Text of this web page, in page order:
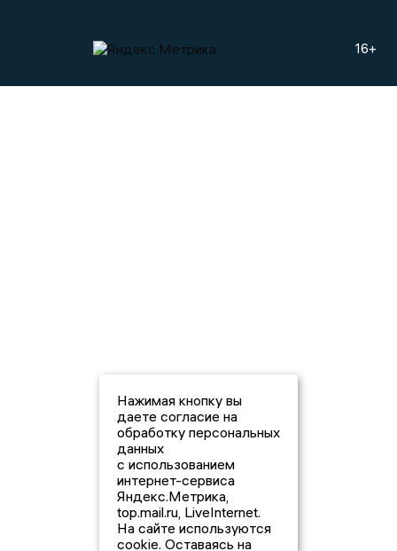
16+
Нажимая кнопку вы
даете согласие на
обработку персональных
данных
с использованием
интернет-сервиса
Яндекс.Метрика,
top.mail.ru, LiveInternet.
На сайте используются
cookie. Оставаясь на